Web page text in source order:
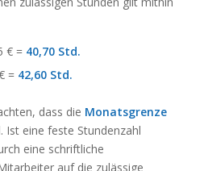
€ = 40,70 Std.
= 42,60 Std.
dass die Monatsgrenze
Ist eine feste Stundenzahl
eine schriftliche
auf die zulässige